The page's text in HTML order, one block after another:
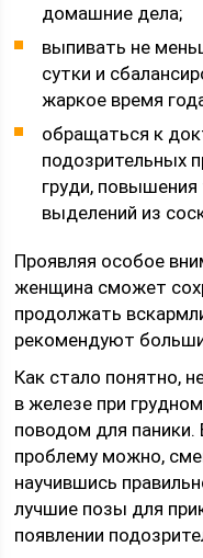
домашние дела;
выпивать не
сутки и
жаркое время
обращаться к
подозрительных
груди,
выделений из
Проявляя особое
женщина сможет
продолжать
рекомендуют
Как стало понятно,
в железе при
поводом для паники.
проблему можно,
научившись
лучшие позы для
появлении